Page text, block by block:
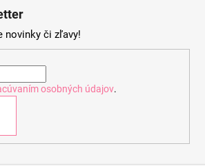
novinky či zľavy!
osobných údajov.